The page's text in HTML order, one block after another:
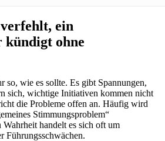
ein
kündigt ohne
so, wie es sollte. Es gibt Spannungen,
sich, wichtige Initiativen kommen nicht
die Probleme offen an. Häufig wird
Stimmungsproblem“
handelt es sich oft um
Führungsschwächen.